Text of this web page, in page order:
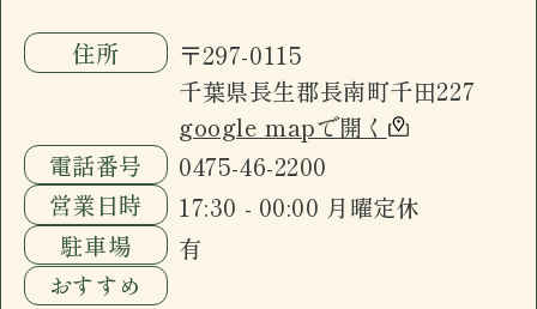
住所
〒297-0115
千葉県長生郡長南町千田227
google mapで開く
電話番号
0475-46-2200
営業日時
17:30 - 00:00 月曜定休
駐車場
有
おすすめ